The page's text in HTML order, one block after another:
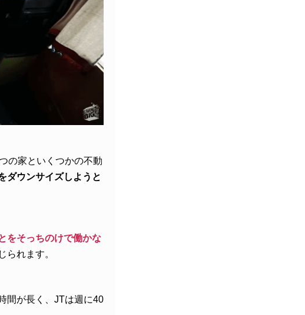
の家といくつかの不動
ダウンサイズしようと
をそっちのけで働かな
られます。
間が長く、JTは週に40